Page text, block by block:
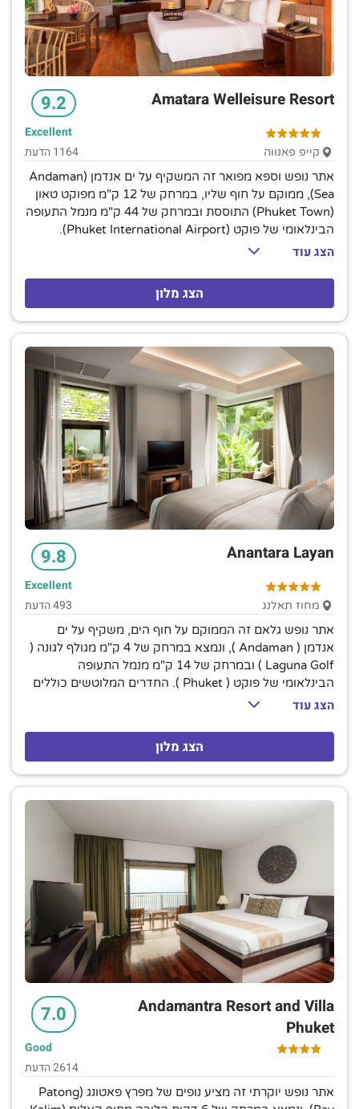
Amatara Welleisure Resort
9.2
קייפ פאנווה
Excellent
1164 הדעת
אתר נופש וספא מפואר זה המשקיף על ים אנדמן (Andaman
Sea), ממוקם על חוף שליו, במרחק של 12 ק"מ מפוקט טאון
(Phuket Town) התוססת ובמרחק של 44 ק"מ מנמל התעופה
הבינלאומי של פוקט (Phuket International Airport).
החדרים המעודנים כוללים פטיו עם נוף לים, אינטרנט אלחוטי,
להכנת תה וקפה. כל החדרים מספקים אזורים מגורים; חלקם
כוללים טרקלינים נפרדים. הווילות מציעות בריכות מים עמוקים
פרטיות; חלקם כוללים תה מנחה, קוקטיילים בערב ושירות
משרת אישי. ארוחת בוקר זמינה. המלון כולל 3 מסעדות,
בנוסף לבר על הגג, טרסה לצד הבריכה, בר לובי ובית קפה
על החוף. מתקנים אחרים כוללים בריכה עם שפת אינסוף
וספא, כמו גם יוגה וטניס.
הצג עוד
הצג מלון
Anantara Layan
9.8
מחוז תאלנג
Excellent
493 הדעת
אתר נופש גלאם זה הממוקם על חוף הים, משקיף על ים
אנדמן ( Andaman ), ונמצא במרחק של 4 ק"מ מגולף לגונה (
Laguna Golf ) ובמרחק של 14 ק"מ מנמל התעופה
הבינלאומי של פוקט ( Phuket ). החדרים המלוטשים כוללים
מרפסות, אינטרנט אלחוטי, טלוויזיות ואמבטיות טבילה, כמו גם
בריכות מים עמוקים ו/או נוף לים. הווילות מוסיפות גנים,
אמבטיות חיצוניות ו/או נמצאות על חוף הים. הווילות
העצמאיות מספקות מטבחים ושירות משרת אישי. שירות
החדרים זמין 24 שעות ביממה, 7 ימים בשבוע.המתקנים
כוללים סעודות מאכלי ים, אזור חוף פרטי ומנחת מסוקים, כמו
Thai), יוגה ובישול מוצעים, כמו גם ארוחת בוקר, חניה ושירות
הסעות מ/אל שדה התעופה.
הצג עוד
הצג מלון
Andamantra Resort and Villa
Phuket
7.0
Good
2614 הדעת
אתר נופש יוקרתי זה מציע נופים של מפרץ פאטונג (Patong